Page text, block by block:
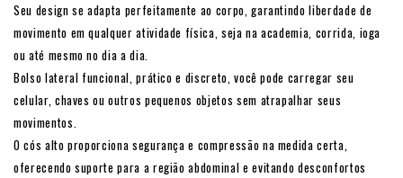
Seu design se adapta perfeitamente ao corpo, garantindo liberdade de
movimento em qualquer atividade física, seja na academia, corrida, ioga
ou até mesmo no dia a dia.
Bolso lateral funcional, prático e discreto, você pode carregar seu
celular, chaves ou outros pequenos objetos sem atrapalhar seus
movimentos.
O cós alto proporciona segurança e compressão na medida certa,
oferecendo suporte para a região abdominal e evitando desconfortos